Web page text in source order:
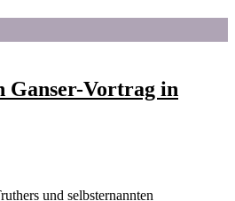
Ganser-Vortrag in
und selbsternannten